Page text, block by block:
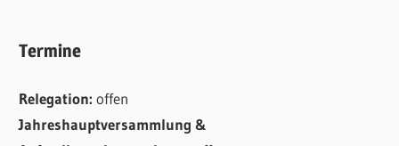
Termine
Relegation:offen
Jahreshauptversammlung &